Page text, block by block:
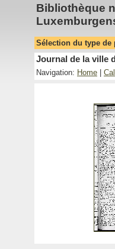
Bibliothèque
Sélection du type de
Journal de la ville
Navigation: Home